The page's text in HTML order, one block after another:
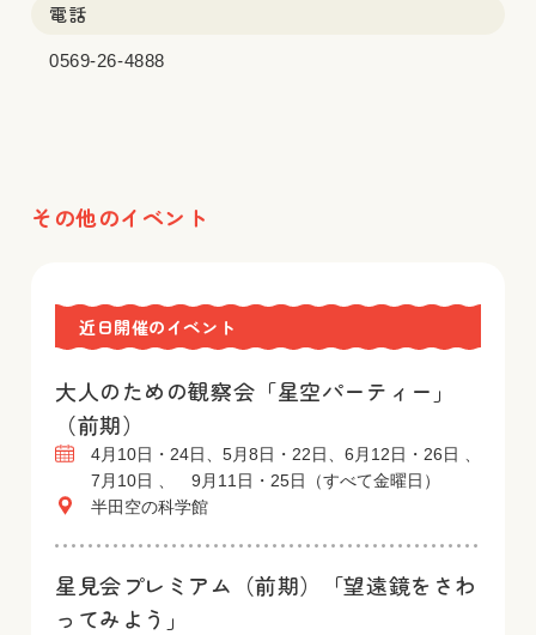
電話
0569-26-4888
その他のイベント
近日開催のイベント
大人のための観察会「星空パーティー」
（前期）
4月10日・24日、5月8日・22日、6月12日・26日 、
7月10日 、 9月11日・25日（すべて金曜日）
半田空の科学館
星見会プレミアム（前期）「望遠鏡をさわ
ってみよう」